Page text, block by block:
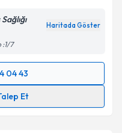
Haritada Göster
:1/7
04 43
Et